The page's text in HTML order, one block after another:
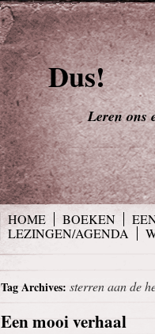
Dus!
Leren ons
HOME BOEKEN
LEZINGEN/AGENDA
Tag Archives: sterren aan de
Een mooi verhaal